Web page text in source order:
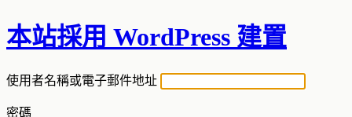
登
入
本站採用 WordPress 建置
使用者名稱或電子郵件地址
密碼